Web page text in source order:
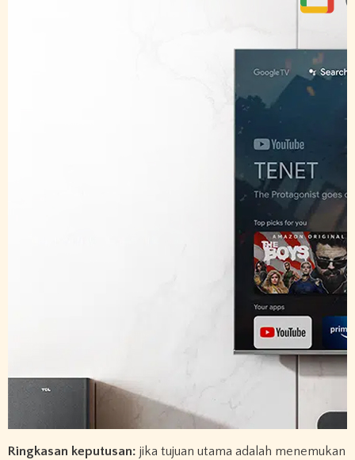
Ringkasan keputusan: jika tujuan utama adalah menemukan